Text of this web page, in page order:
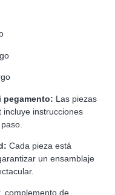
pegamento: Las piezas
instrucciones
Cada pieza está
un ensamblaje
complemento de